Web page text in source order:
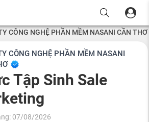
CÔNG NGHỆ PHẦN MỀM NASANI CẦN THƠ
CÔNG NGHỆ PHẦN MỀM NASANI
Tập Sinh Sale
07/08/2026